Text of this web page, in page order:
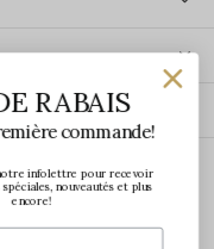
RABAIS
commande!
infolettre pour recevoir
nouveautés et plus
encore!